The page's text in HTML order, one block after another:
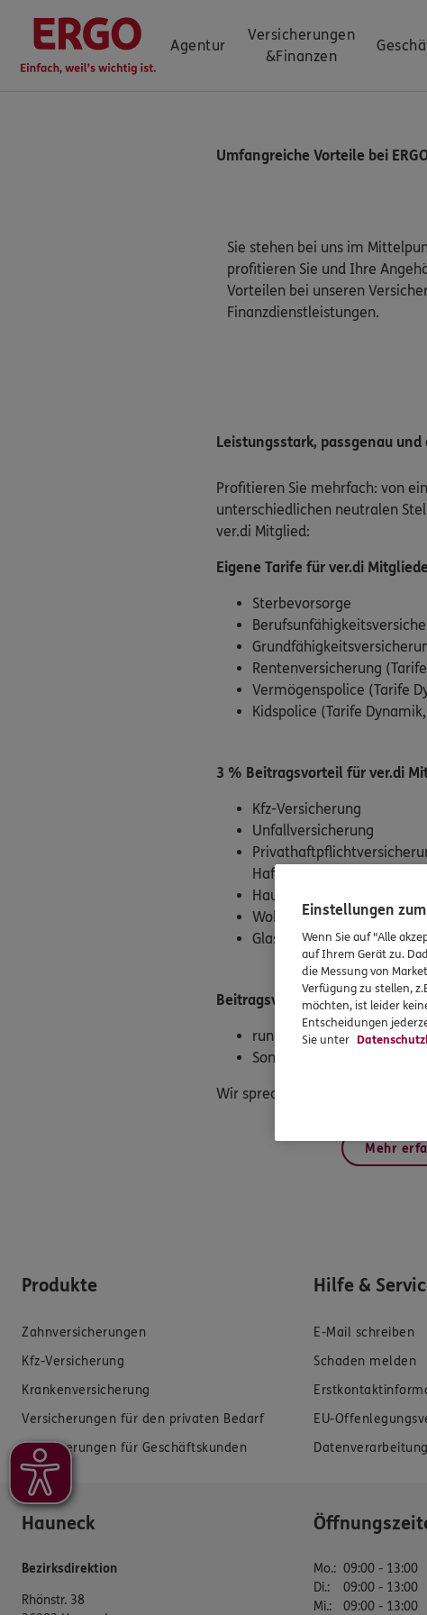
Agentur
Versicherungen
&Finanzen
Umfangreiche Vorteile bei
Sie stehen bei uns im
profitieren Sie und Ihre
Vorteilen bei unseren
Finanzdienstleistungen.
Leistungsstark, passgenau
Profitieren Sie mehrfach: von
unterschiedlichen neutralen
ver.di Mitglied:
Eigene Tarife für ver.di
Sterbevorsorge
Rentenversicherung
Vermögenspolice (Tarife
Kidspolice (Tarife
3 % Beitragsvorteil für ver.di
Kfz-Versicherung
Unfallversicherung
Haftpflicht u.a.)
Hausratversicherung
Wohngebäudeversicherung
Glasversicherung
Beitragsvorteile für ver.di
rund 4 % Sonderrabatt bei
Sonderkonditionen bei der
Wir sprechen gerne mit Ihnen
Mehr
Produkte
Zahnversicherungen
Kfz-Versicherung
Krankenversicherung
Versicherungen für den privaten Bedarf
Versicherungen für Geschäftskunden
Hilfe &
E-Mail schreiben
Schaden melden
EU-
Datenverarbeitung
Hauneck
Bezirksdirektion
Rhönstr. 38
Mo.: 09:00 - 13:00
Di.:
09:00 - 13:00
Mi.: 09:00 - 13:00
Einstellungen
Wenn Sie auf "Alle
auf Ihrem Gerät zu.
die Messung von
Verfügung zu stellen,
möchten, ist leider
Entscheidungen
Sie unter